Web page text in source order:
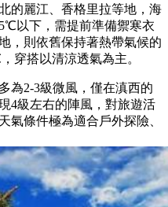
的麗江、香格里拉等地，海
以下，需提前準備禦寒衣
，則依舊保持著熱帶氣候的
穿搭以清涼透氣為主。
為2-3級微風，僅在滇西的
4級左右的陣風，對旅遊活
氣條件極為適合戶外探險、